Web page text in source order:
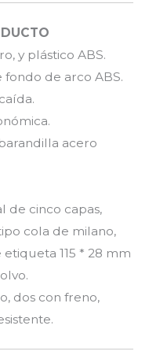
y plástico ABS.
de arco ABS.
barandilla acero
de cinco capas,
cola de milano,
115 * 28 mm
dos con freno,